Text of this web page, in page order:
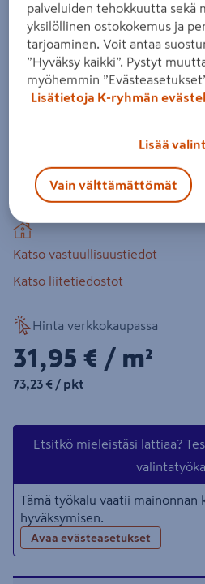
Vinyylilankun käyttöluokka on 33.
Integroitu alusmateriaali.
Integroitu alusmateriaali
Askeläänen
Liukkausluokka R9
Lue koko tuotekuvaus
Katso vastuullisuustiedot
Katso liitetiedostot
Hinta verkkokaupassa
31,95€/m²
31,95 € / m²
73,23€/pkt
73,23 € / pkt
Etsitkö mieleistäsi lattiaa?
Tämä työkalu vaatii mainonnan
hyväksymisen.
Avaa evästeasetukset
palveluiden tehokkuutta sekä
yksilöllinen ostokokemus ja
tarjoaminen. Voit antaa
”Hyväksy kaikki”. Pystyt
myöhemmin
Lisätietoja K-ryhmän
Lisää
Vain välttämättömät